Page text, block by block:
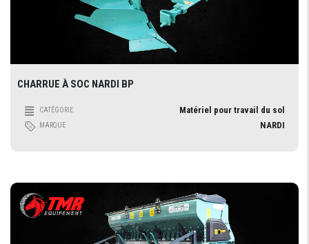
CHARRUE À SOC NARDI BP
CATÉGORIE Matériel pour travail du sol
MARQUE NARDI